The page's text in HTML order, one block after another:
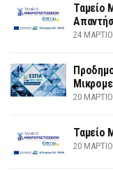
Ταμείο
24
20
Ταμείο
20